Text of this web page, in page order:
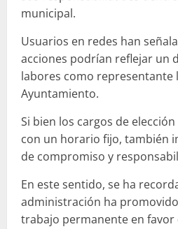
municipal.
Usuarios en redes han
acciones podrían reflejar un
labores como representante
Ayuntamiento.
Si bien los cargos de
con un horario fijo, también
de compromiso y
En este sentido, se ha
administración ha
trabajo permanente en favor